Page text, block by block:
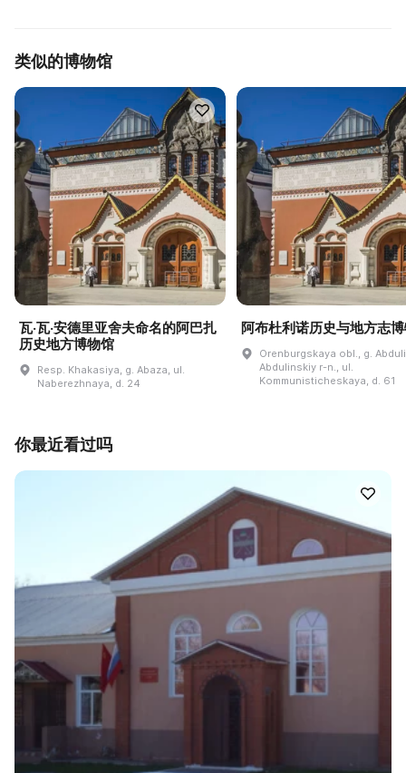
类似的博物馆
瓦·瓦·安德里亚舍夫命名的阿巴扎
历史地方博物馆
Resp. Khakasiya, g. Abaza, ul.
Naberezhnaya, d. 24
阿布杜利诺历史与地方志
Orenburgskaya obl., g.
Abdulinskiy r-n., ul.
Kommunisticheskaya, d. 61
你最近看过吗